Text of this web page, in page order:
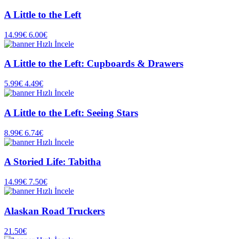
A Little to the Left
14.99€ 6.00€
Hızlı İncele
A Little to the Left: Cupboards & Drawers
5.99€ 4.49€
Hızlı İncele
A Little to the Left: Seeing Stars
8.99€ 6.74€
Hızlı İncele
A Storied Life: Tabitha
14.99€ 7.50€
Hızlı İncele
Alaskan Road Truckers
21.50€